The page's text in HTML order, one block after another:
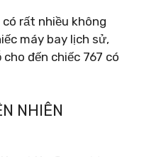
rất nhiều không
máy bay lịch sử,
đến chiếc 767 có
NHIÊN